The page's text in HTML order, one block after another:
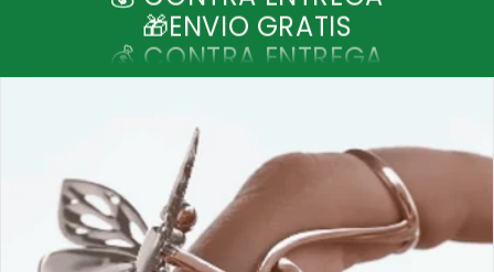
💰 CONTRA ENTREGA
🎁ENVIO GRATIS
🎁ENVIO GRATIS
💰 CONTRA ENTREGA